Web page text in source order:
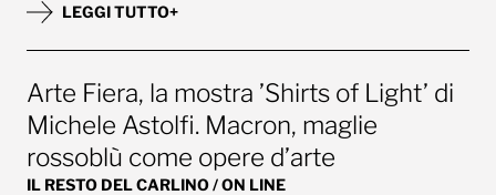
LEGGI TUTTO+
Arte Fiera, la mostra ’Shirts of Light’ di
Michele Astolfi. Macron, maglie
rossoblù come opere d’arte
IL RESTO DEL CARLINO / ON LINE